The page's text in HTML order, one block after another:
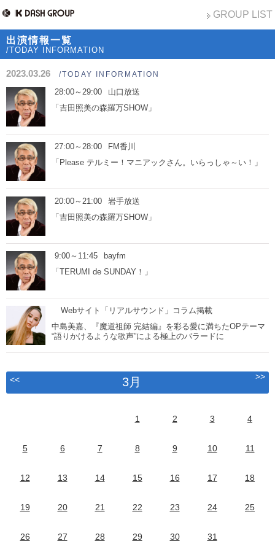
GROUP LIST
出演情報一覧
/TODAY INFORMATION
2023.03.26 /TODAY INFORMATION
28:00～29:00
山口放送
「吉田照美の森羅万SHOW」
27:00～28:00
FM香川
「Please テルミー！マニアックさん。いらっしゃ～い！」
20:00～21:00
岩手放送
「吉田照美の森羅万SHOW」
9:00～11:45
bayfm
「TERUMI de SUNDAY！」
Webサイト「リアルサウンド」コラム掲載
中島美嘉、『魔道祖師 完結編』を彩る愛に満ちたOPテーマ
“語りかけるような歌声”による極上のバラードに
<< 3月 >>
1 2 3 4
5 6 7 8 9 10 11
12 13 14 15 16 17 18
19 20 21 22 23 24 25
26 27 28 29 30 31